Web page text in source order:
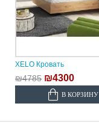
XELO Кровать
₪4785 ₪4300
В КОРЗИНУ